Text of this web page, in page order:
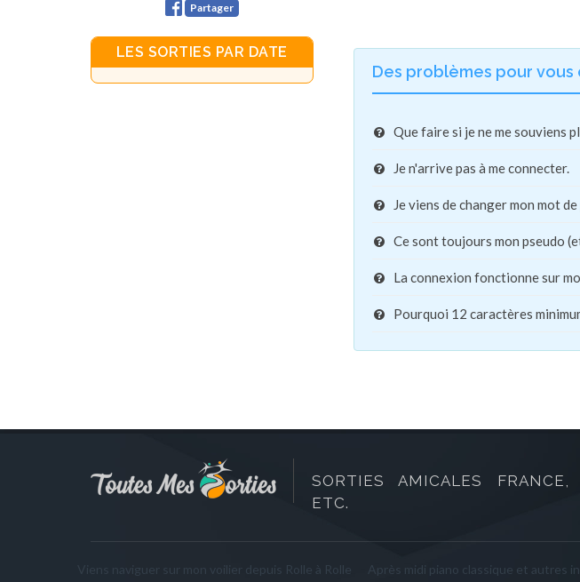
Des problèmes pour vous
Que faire si je ne me souviens
Je n'arrive pas à me connecter.
Je viens de changer mon mot
Ce sont toujours mon pseudo
La connexion fonctionne sur
Pourquoi 12 caractères
Partager
LES SORTIES PAR DATE
SORTIES AMICALES FRANCE,
ETC.
Viens naviguer sur mon voilier depuis Rolle à Rolle
Après midi piano classique et autres